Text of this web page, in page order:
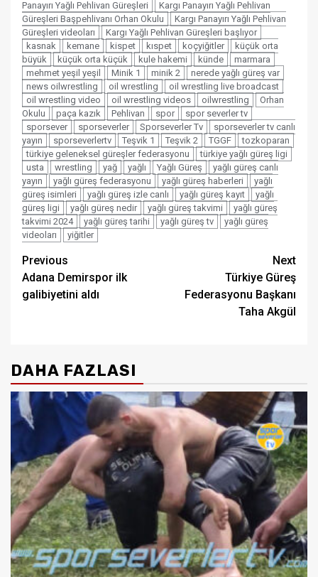
Panayırı Yağlı Pehlivan Güreşleri
Kargı Panayırı Yağlı Pehlivan
Güreşleri Başpehlivanı Orhan Okulu
Kargı Panayırı Yağlı Pehlivan
Güreşleri videoları
Kargı Yağlı Pehlivan Güreşleri başlıyor
kasnak
kemane kispet kıspet koçyiğitler
küçük orta
büyük
küçük orta küçük kule hakemi künde
marmara
mehmet yeşil yeşil
Minik 1 minik 2
nerede yağlı güreş var
news oilwrestling
oil wrestling
oil wrestling live broadcast
oil wrestling video
oil wrestling videos oilwrestling
Orhan
Okulu
paça kazık Pehlivan spor
spor severler tv
sporsever
sporseverler Sporseverler Tv
sporseverler tv canlı
yayın
sporseverlertv Teşvik 1 Teşvik 2 TGGF
tozkoparan
türkiye geleneksel güreşler federasyonu
türkiye yağlı güreş ligi
usta
wrestling yağ yağlı Yağlı Güreş
yağlı güreş canlı
yayın
yağlı güreş federasyonu yağlı güreş haberleri
yağlı
güreş isimleri
yağlı güreş izle canlı yağlı güreş kayıt
yağlı
güreş ligi
yağlı güreş nedir yağlı güreş takvimi
yağlı güreş
takvimi 2024
yağlı güreş tarihi yağlı güreş tv
yağlı güreş
videoları
yiğitler
Post
navigation
Previous
Adana Demirspor ilk
galibiyetini aldı
Next
Türkiye Güreş
Federasyonu Başkanı
Taha Akgül
DAHA FAZLASI